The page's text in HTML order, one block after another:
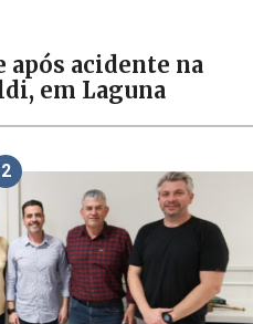
acidente na
em Laguna
2